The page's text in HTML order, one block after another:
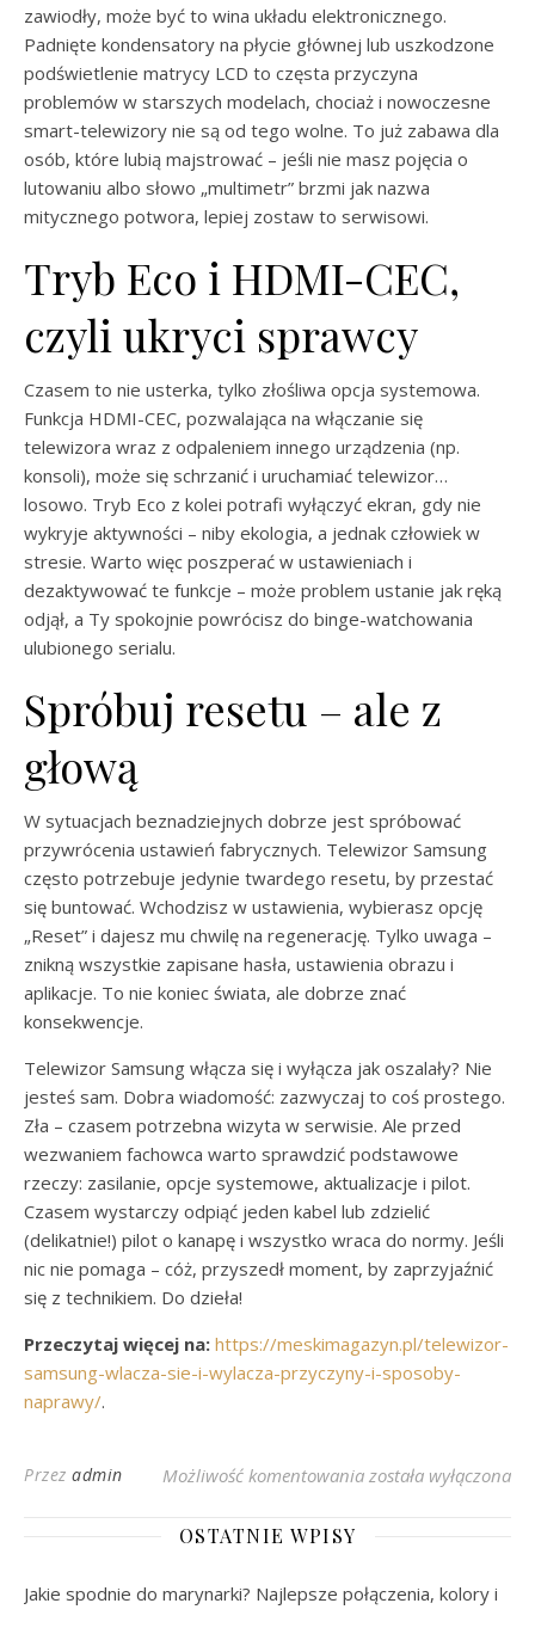
zawiodły, może być to wina układu elektronicznego.
Padnięte kondensatory na płycie głównej lub uszkodzone
podświetlenie matrycy LCD to częsta przyczyna
problemów w starszych modelach, chociaż i nowoczesne
smart-telewizory nie są od tego wolne. To już zabawa dla
osób, które lubią majstrować – jeśli nie masz pojęcia o
lutowaniu albo słowo „multimetr” brzmi jak nazwa
mitycznego potwora, lepiej zostaw to serwisowi.
Tryb Eco i HDMI-CEC,
czyli ukryci sprawcy
Czasem to nie usterka, tylko złośliwa opcja systemowa.
Funkcja HDMI-CEC, pozwalająca na włączanie się
telewizora wraz z odpaleniem innego urządzenia (np.
konsoli), może się schrzanić i uruchamiać telewizor…
losowo. Tryb Eco z kolei potrafi wyłączyć ekran, gdy nie
wykryje aktywności – niby ekologia, a jednak człowiek w
stresie. Warto więc poszperać w ustawieniach i
dezaktywować te funkcje – może problem ustanie jak ręką
odjął, a Ty spokojnie powrócisz do binge-watchowania
ulubionego serialu.
Spróbuj resetu – ale z
głową
W sytuacjach beznadziejnych dobrze jest spróbować
przywrócenia ustawień fabrycznych. Telewizor Samsung
często potrzebuje jedynie twardego resetu, by przestać
się buntować. Wchodzisz w ustawienia, wybierasz opcję
„Reset” i dajesz mu chwilę na regenerację. Tylko uwaga –
znikną wszystkie zapisane hasła, ustawienia obrazu i
aplikacje. To nie koniec świata, ale dobrze znać
konsekwencje.
Telewizor Samsung włącza się i wyłącza jak oszalały? Nie
jesteś sam. Dobra wiadomość: zazwyczaj to coś prostego.
Zła – czasem potrzebna wizyta w serwisie. Ale przed
wezwaniem fachowca warto sprawdzić podstawowe
rzeczy: zasilanie, opcje systemowe, aktualizacje i pilot.
Czasem wystarczy odpiąć jeden kabel lub zdzielić
(delikatnie!) pilot o kanapę i wszystko wraca do normy. Jeśli
nic nie pomaga – cóż, przyszedł moment, by zaprzyjaźnić
się z technikiem. Do dzieła!
Przeczytaj więcej na: https://meskimagazyn.pl/telewizor-
samsung-wlacza-sie-i-wylacza-przyczyny-i-sposoby-
naprawy/.
Przez admin Możliwość komentowania Jak Naprawić
została wyłączona
OSTATNIE WPISY
Jakie spodnie do marynarki? Najlepsze połączenia, kolory i